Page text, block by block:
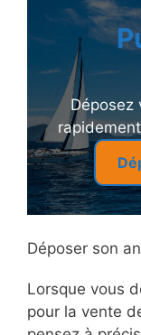
Déposez
Déposer son
Lorsque vous
pour la vente